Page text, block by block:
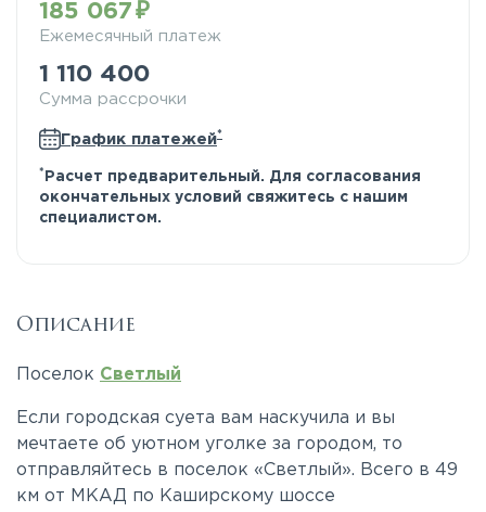
185 067
Ежемесячный платеж
1 110 400
Сумма рассрочки
График платежей*
* Расчет предварительный. Для согласования
окончательных условий свяжитесь с нашим
специалистом.
Описание
Поселок Светлый
Если городская суета вам наскучила и вы
мечтаете об уютном уголке за городом, то
отправляйтесь в поселок «Светлый». Всего в 49
км от МКАД по Каширскому шоссе